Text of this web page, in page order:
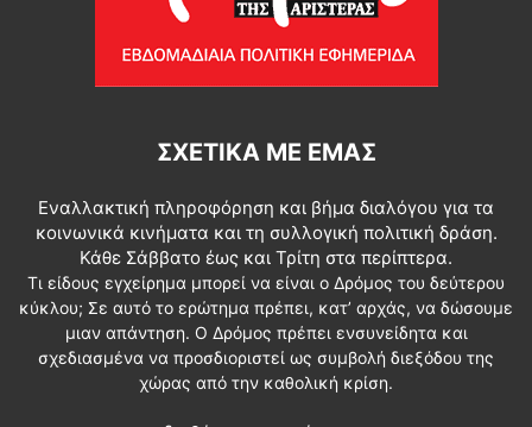
ΣΧΕΤΙΚΆ ΜΕ ΕΜΆΣ
Εναλλακτική πληροφόρηση και βήμα διαλόγου για τα
κοινωνικά κινήματα και τη συλλογική πολιτική δράση.
Κάθε Σάββατο έως και Τρίτη στα περίπτερα.
Τι είδους εγχείρημα μπορεί να είναι ο Δρόμος του δεύτερου
κύκλου; Σε αυτό το ερώτημα πρέπει, κατ’ αρχάς, να δώσουμε
μιαν απάντηση. Ο Δρόμος πρέπει ενσυνείδητα και
σχεδιασμένα να προσδιοριστεί ως συμβολή διεξόδου της
χώρας από την καθολική κρίση.